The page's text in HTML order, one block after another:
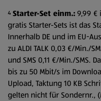
⁴Starter-Set einm.:9,99 €
gratis Starter-Sets ist das
Innerhalb DE und im EU-
zu ALDI TALK 0,03 €/Min./
und SMS 0,11 €/Min./SMS.
bis zu 50 Mbit/s im
Upload, Taktung 10 KB
gelten nicht für Sondernr.,